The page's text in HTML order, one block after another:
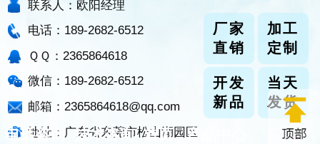
厂家
直销
加工
定制
开发
新品
当天
发货
联系人：欧阳经理
电话：189-2682-6512
ＱＱ：2365864618
微信：189-2682-6512
邮箱：2365864618@qq.com
地址：广东省东莞市松山湖园区
电话咨询 技术咨询 首页 产品中心